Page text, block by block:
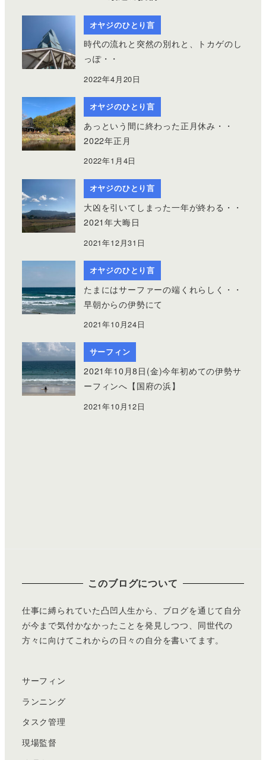
オヤジのひとり言
時代の流れと突然の別れと、トカゲのし
っぽ・・
2022年4月20日
オヤジのひとり言
あっという間に終わった正月休み・・
2022年正月
2022年1月4日
オヤジのひとり言
大凶を引いてしまった一年が終わる・・
2021年大晦日
2021年12月31日
オヤジのひとり言
たまにはサーファーの端くれらしく・・
早朝からの伊勢にて
2021年10月24日
サーフィン
2021年10月8日(金)今年初めての伊勢サ
ーフィンへ【国府の浜】
2021年10月12日
このブログについて
仕事に縛られていた凸凹人生から、ブログを通じて自分
が今まで気付かなかったことを発見しつつ、同世代の
方々に向けてこれからの日々の自分を書いてます。
サーフィン
ランニング
タスク管理
現場監督